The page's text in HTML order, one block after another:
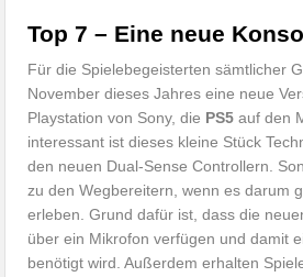
Top 7 – Eine neue
Für die Spielebegeisterten sämtlicher
November dieses Jahres eine neue
Playstation von Sony, die PS5 auf den
interessant ist dieses kleine Stück
den neuen Dual-Sense Controllern.
zu den Wegbereitern, wenn es darum
erleben. Grund dafür ist, dass die
über ein Mikrofon verfügen und damit
benötigt wird. Außerdem erhalten